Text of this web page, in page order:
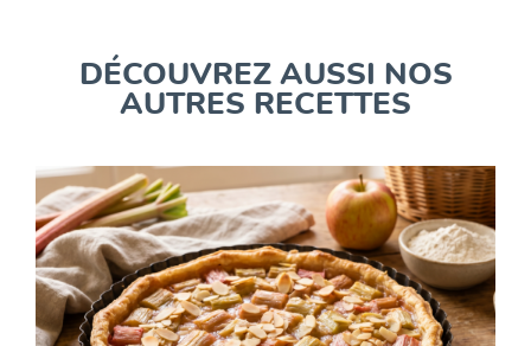
DÉCOUVREZ AUSSI NOS
AUTRES RECETTES